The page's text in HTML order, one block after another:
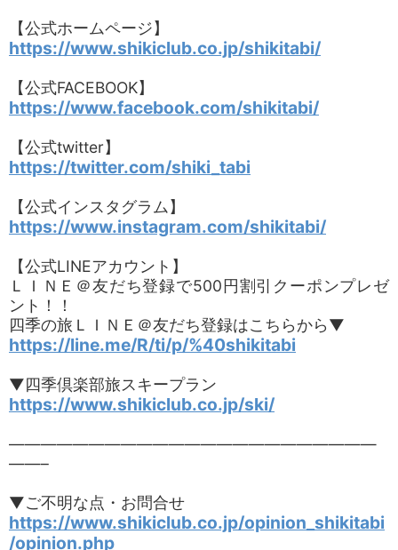
【公式ホームページ】
https://www.shikiclub.co.jp/shikitabi/
【公式FACEBOOK】
https://www.facebook.com/shikitabi/
【公式twitter】
https://twitter.com/shiki_tabi
【公式インスタグラム】
https://www.instagram.com/shikitabi/
【公式LINEアカウント】
ＬＩＮＥ＠友だち登録で500円割引クーポンプレゼ
ント！！
四季の旅ＬＩＮＥ＠友だち登録はこちらから▼
https://line.me/R/ti/p/%40shikitabi
▼四季倶楽部旅スキープラン
https://www.shikiclub.co.jp/ski/
———————————————————————
——–
▼ご不明な点・お問合せ
https://www.shikiclub.co.jp/opinion_shikitabi
/opinion.php